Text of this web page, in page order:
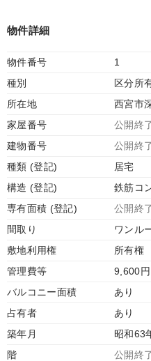
物件詳細
物件番号
1
種別
区分所
所在地
西宮市
家屋番号
公開終
建物番号
公開終
種類 (登記)
居宅
構造 (登記)
鉄筋コ
専有面積 (登記)
公開終
間取り
ワンル
敷地利用権
所有権
管理費等
9,600円
バルコニー面積
あり
占有者
あり
築年月
昭和63
階
公開終